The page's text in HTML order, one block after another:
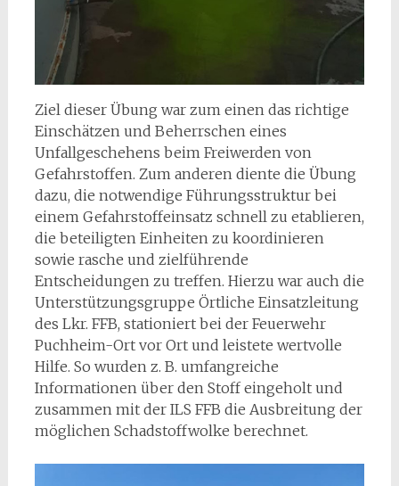
Ziel dieser Übung war zum einen das richtige
Einschätzen und Beherrschen eines
Unfallgeschehens beim Freiwerden von
Gefahrstoffen. Zum anderen diente die Übung
dazu, die notwendige Führungsstruktur bei
einem Gefahrstoffeinsatz schnell zu etablieren,
die beteiligten Einheiten zu koordinieren
sowie rasche und zielführende
Entscheidungen zu treffen. Hierzu war auch die
Unterstützungsgruppe Örtliche Einsatzleitung
des Lkr. FFB, stationiert bei der Feuerwehr
Puchheim-Ort vor Ort und leistete wertvolle
Hilfe. So wurden z. B. umfangreiche
Informationen über den Stoff eingeholt und
zusammen mit der ILS FFB die Ausbreitung der
möglichen Schadstoffwolke berechnet.